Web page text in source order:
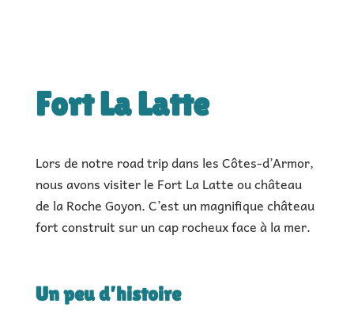
Fort La Latte
Lors de notre road trip dans les Côtes-d’Armor,
nous avons visiter le Fort La Latte ou château
de la Roche Goyon. C’est un magnifique château
fort construit sur un cap rocheux face à la mer.
Un peu d’histoire